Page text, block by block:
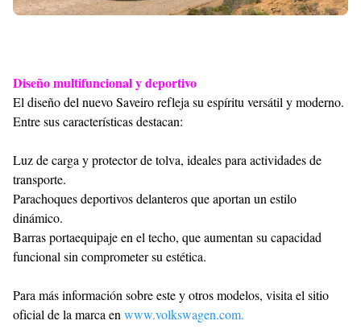
Diseño multifuncional y deportivo
El diseño del nuevo Saveiro refleja su espíritu versátil y moderno.
Entre sus características destacan:
Luz de carga y protector de tolva, ideales para actividades de
transporte.
Parachoques deportivos delanteros que aportan un estilo
dinámico.
Barras portaequipaje en el techo, que aumentan su capacidad
funcional sin comprometer su estética.
Para más información sobre este y otros modelos, visita el sitio
oficial de la marca en www.volkswagen.com.